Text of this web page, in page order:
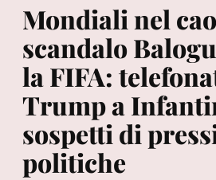
Mondiali nel
scandalo
la FIFA:
Trump a
sospetti di
politiche